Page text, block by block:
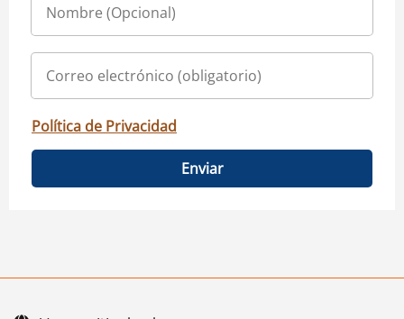
Política de Privacidad
Enviar